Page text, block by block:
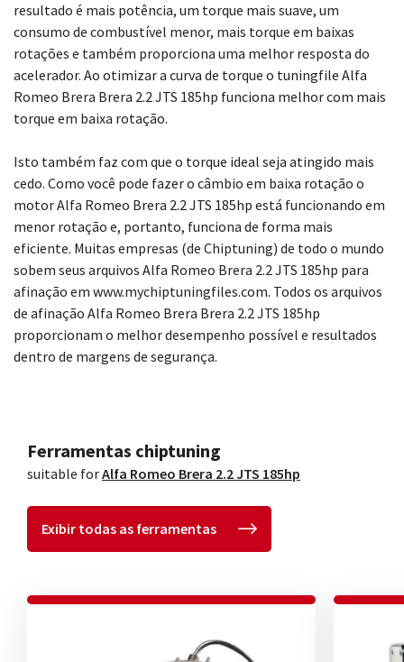
resultado é mais potência, um torque mais suave, um
consumo de combustível menor, mais torque em baixas
rotações e também proporciona uma melhor resposta do
acelerador. Ao otimizar a curva de torque o tuningfile Alfa
Romeo Brera Brera 2.2 JTS 185hp funciona melhor com mais
torque em baixa rotação.
Isto também faz com que o torque ideal seja atingido mais
cedo. Como você pode fazer o câmbio em baixa rotação o
motor Alfa Romeo Brera 2.2 JTS 185hp está funcionando em
menor rotação e, portanto, funciona de forma mais
eficiente. Muitas empresas (de Chiptuning) de todo o mundo
sobem seus arquivos Alfa Romeo Brera 2.2 JTS 185hp para
afinação em www.mychiptuningfiles.com. Todos os arquivos
de afinação Alfa Romeo Brera Brera 2.2 JTS 185hp
proporcionam o melhor desempenho possível e resultados
dentro de margens de segurança.
Ferramentas chiptuning
suitable forAlfa Romeo Brera 2.2 JTS 185hp
Exibir todas as ferramentas